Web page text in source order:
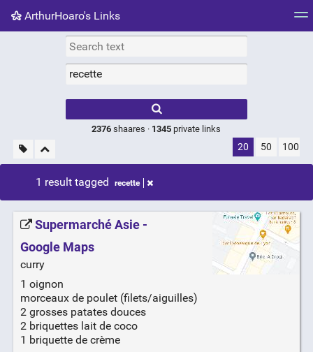
ArthurHoaro's Links
Picture wall
results.
2376 shaares · 1345 private links
20 50 100
1 result tagged recette
Supermarché Asie -
Google Maps
curry
1 oignon
morceaux de poulet (filets/aiguilles)
2 grosses patates douces
2 briquettes lait de coco
1 briquette de crème